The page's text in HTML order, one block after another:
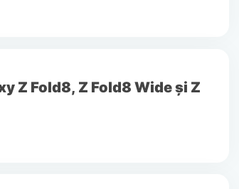
Z Fold8, Z Fold8 Wide și Z